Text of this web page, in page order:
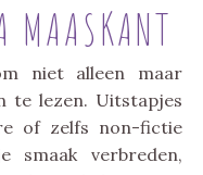
MAASKANT
niet alleen maar
te lezen. Uitstapjes
of zelfs non-fictie
smaak verbreden,